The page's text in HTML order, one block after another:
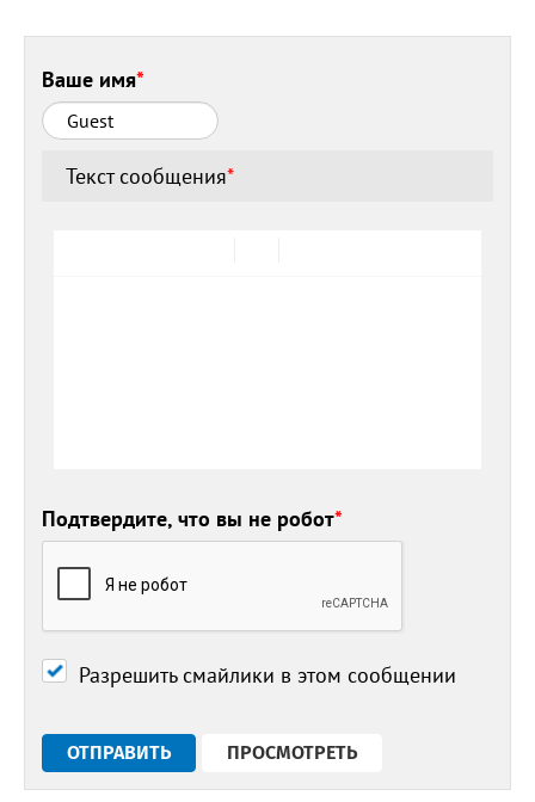
Ваше имя*
Текст сообщения*
Подтвердите, что вы не робот*
Разрешить смайлики в этом сообщении